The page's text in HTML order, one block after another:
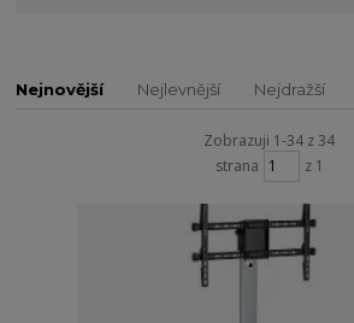
Nejnovější Nejlevnější Nejdražší
Zobrazuji 1-34 z 34
strana
z 1